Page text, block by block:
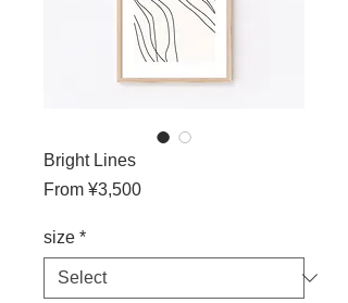
Bright Lines
From ¥3,500Sale
size *